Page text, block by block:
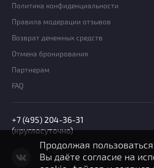
Политика конфиденциальности
Правила модерации отзывов
Возврат денежных средств
Отмена бронирования
Партнерам
FAQ
+7 (495) 204-36-31
(круглосуточно)
Продолжая
Вы даёте согласие на